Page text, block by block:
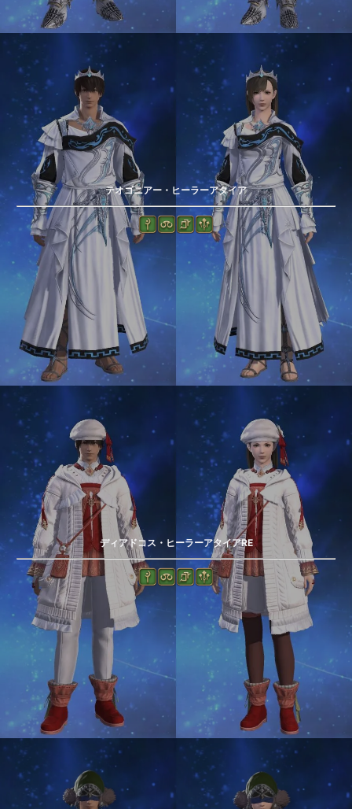
テオゴニアー・ヒーラーアタイア
ディアドコス・ヒーラーアタイアRE